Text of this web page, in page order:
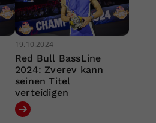
19.10.2024
Red Bull BassLine
2024: Zverev kann
seinen Titel
verteidigen